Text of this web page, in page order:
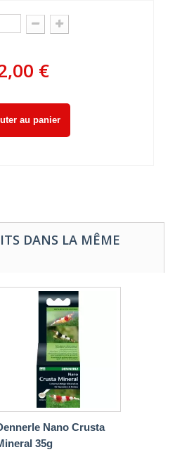
€
au panier
DANS LA MÊME
Nano Crusta
35g